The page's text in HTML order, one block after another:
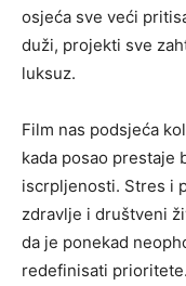
osjeća sve veći
duži, projekti sve
luksuz.
Film nas podsjeća
kada posao prestaje
iscrpljenosti. Stres i
zdravlje i društveni
da je ponekad
redefinisati